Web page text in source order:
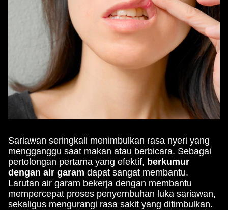
Sariawan seringkali menimbulkan rasa nyeri yang
mengganggu saat makan atau berbicara. Sebagai
pertolongan pertama yang efektif, berkumur
dengan air garam dapat sangat membantu.
Larutan air garam bekerja dengan membantu
mempercepat proses penyembuhan luka sariawan,
sekaligus mengurangi rasa sakit yang ditimbulkan.